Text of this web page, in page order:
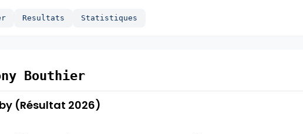
Resultats Statistiques
Bouthier
(Résultat 2026)